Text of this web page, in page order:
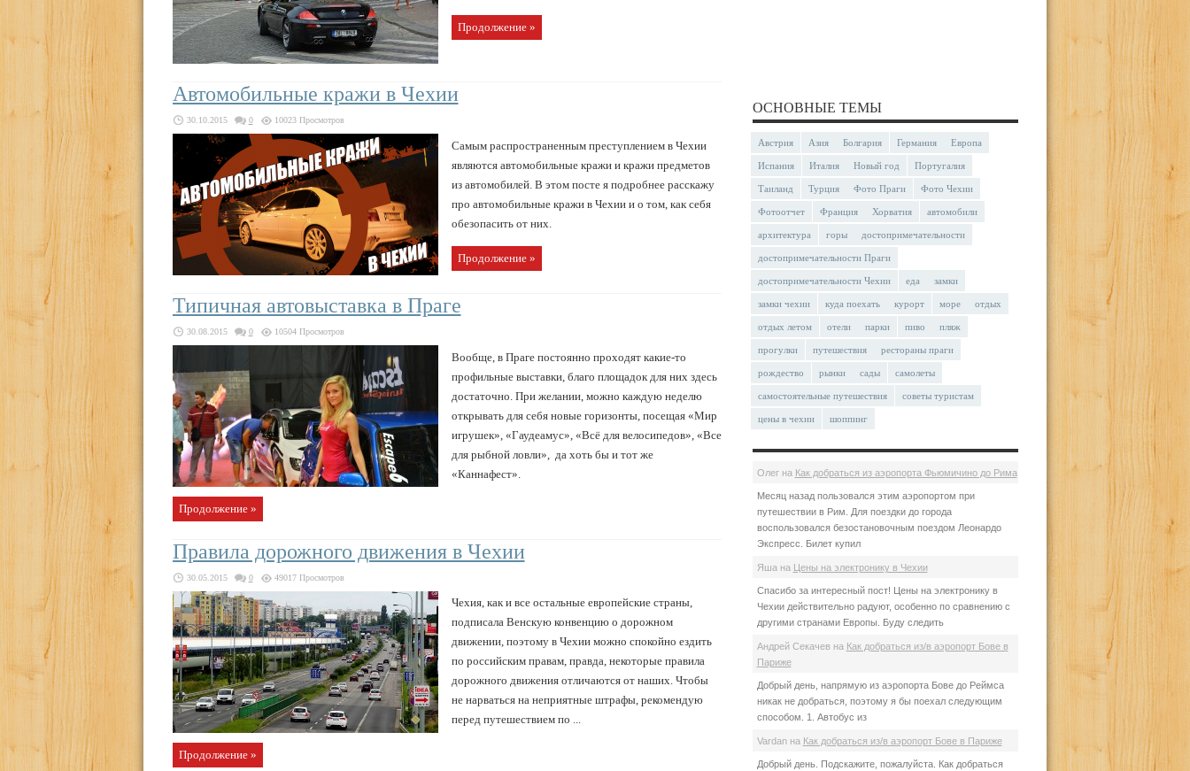
Продолжение »
Автомобильные кражи в Чехии
30.10.2015 0 10023 Просмотров
Самым распространенным преступлением в Чехии
являются автомобильные кражи и кражи предметов
из автомобилей. В этом посте я подробнее расскажу
про автомобильные кражи в Чехии и о том, как себя
обезопасить от них.
Продолжение »
Типичная автовыставка в Праге
30.08.2015 0 10504 Просмотров
Вообще, в Праге постоянно проходят какие-то
профильные выставки, благо площадок для них здесь
достаточно. При желании, можно каждую неделю
открывать для себя новые горизонты, посещая «Мир
игрушек», «Гаудеамус», «Всё для велосипедов», «Все
для рыбной ловли», да хоть бы и тот же
«Каннафест».
Продолжение »
Правила дорожного движения в Чехии
30.05.2015 0 49017 Просмотров
Чехия, как и все остальные европейские страны,
подписала Венскую конвенцию о дорожном
движении, поэтому в Чехии можно спокойно ездить
по российским правам, правда, некоторые правила
дорожного движения отличаются от наших. Чтобы
не нарваться на неприятные штрафы, рекомендую
перед путешествием по ...
Продолжение »
ОСНОВНЫЕ ТЕМЫ
Австрия Азия Болгария Германия Европа
Испания Италия Новый год Португалия
Таиланд Турция Фото Праги Фото Чехии
Фотоотчет Франция Хорватия автомобили
архитектура горы достопримечательности
достопримечательности Праги
достопримечательности Чехии еда замки
замки чехии куда поехать курорт море отдых
отдых летом отели парки пиво пляж
прогулки путешествия рестораны праги
рождество рынки сады самолеты
самостоятельные путешествия советы туристам
цены в чехии шоппинг
Олегна Как добраться из аэропорта Фьюмичино до Рима
Месяц назад пользовался этим аэропортом при
путешествии в Рим. Для поездки до города
воспользовался безостановочным поездом Леонардо
Экспресс. Билет купил
Яша на Цены на электронику в Чехии
Спасибо за интересный пост! Цены на электронику в
Чехии действительно радуют, особенно по сравнению с
другими странами Европы. Буду следить
Андрей Секачев на Как добраться из/в аэропорт Бове в
Париже
Добрый день, напрямую из аэропорта Бове до Реймса
никак не добраться, поэтому я бы поехал следующим
способом. 1. Автобус из
Vardanна Как добраться из/в аэропорт Бове в Париже
Добрый день. Подскажите, пожалуйста. Как добраться